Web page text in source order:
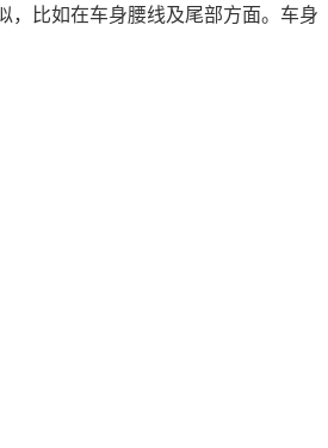
比如在车身腰线及尾部方面。车身